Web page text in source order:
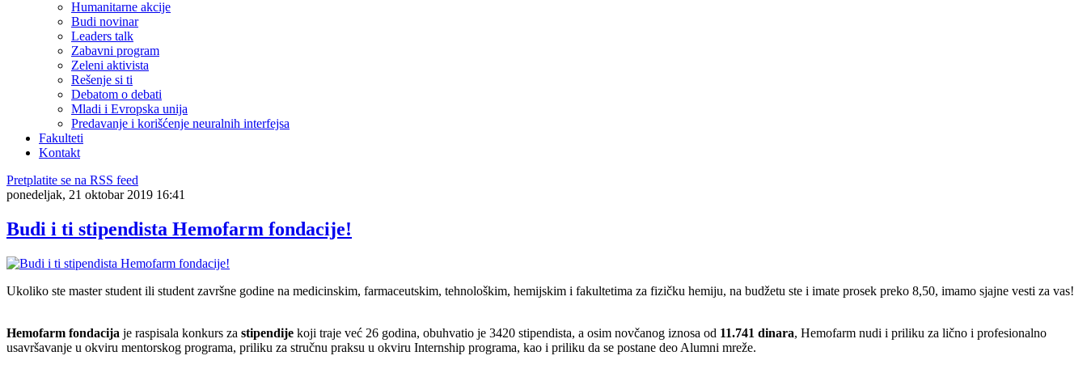
Humanitarne akcije
Budi novinar
Leaders talk
Zabavni program
Zeleni aktivista
Rešenje si ti
Debatom o debati
Mladi i Evropska unija
Predavanje i korišćenje neuralnih interfejsa
Fakulteti
Kontakt
Pretplatite se na RSS feed
ponedeljak, 21 oktobar 2019 16:41
Budi i ti stipendista Hemofarm fondacije!
Ukoliko ste master student ili student završne godine na medicinskim, farmaceutskim, tehnološkim, hemijskim i fakultetima za fizičku hemiju, na budžetu ste i imate prosek preko 8,50, imamo sjajne vesti za vas!
Hemofarm fondacija je raspisala konkurs za stipendije koji traje već 26 godina, obuhvatio je 3420 stipendista, a osim novčanog iznosa od 11.741 dinara, Hemofarm nudi i priliku za lično i profesionalno
usavršavanje u okviru mentorskog programa, priliku za stručnu praksu u okviru Internship programa, kao i priliku da se postane deo Alumni mreže.